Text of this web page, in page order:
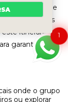
detalhado que
e horários
itinerário
garantir que
onde o grupo
ou explorar
1